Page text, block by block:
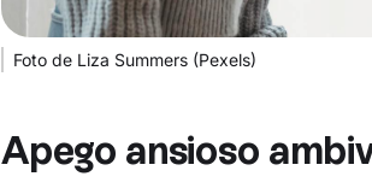
Foto de Liza Summers (Pexels)
Apego ansioso